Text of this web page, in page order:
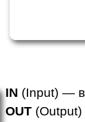
IN (Input) —
OUT